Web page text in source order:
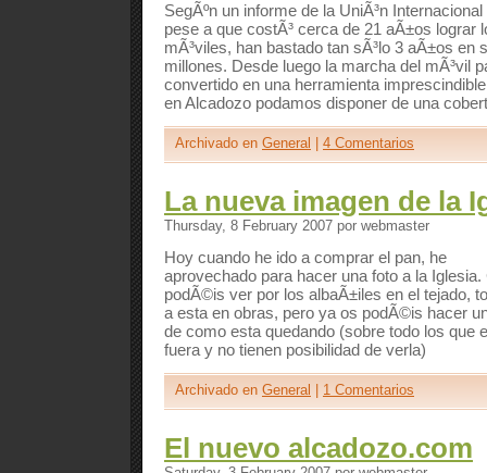
SegÃºn un informe de la UniÃ³n
pese a que costÃ³ cerca de 21 aÃ±os lograr
mÃ³viles, han bastado tan sÃ³lo 3 aÃ±os en
millones. Desde luego la marcha del mÃ³vil
convertido en una herramienta
en Alcadozo podamos disponer de una
Archivado en General 4 Comentarios
La nueva imagen de la
Thursday, 8 February 2007 por webmaster
Hoy cuando he ido a comprar el pan, he
aprovechado para hacer una foto a la Iglesia.
podÃ©is ver por los albaÃ±iles en el tejado,
a esta en obras, pero ya os podÃ©is hacer
de como esta quedando (sobre todo los que
fuera y no tienen posibilidad de verla)
Archivado en General 1 Comentarios
El nuevo alcadozo.com